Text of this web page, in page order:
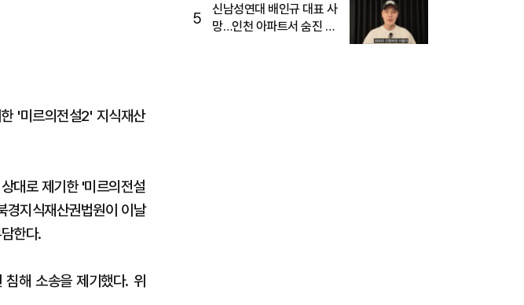
'미르의전설2' 지식재산
대로 제기한 '미르의전설
지식재산권법원이 이날
한다.
해 소송을 제기했다. 위
5
신남성연대 배인규 대표 사
망…인천 아파트서 숨진 채